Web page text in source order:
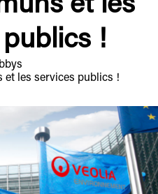
et les
!
et les services publics !